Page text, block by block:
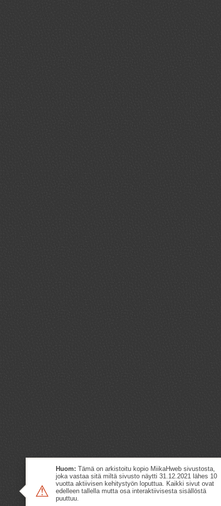
⚠
Huom: Tämä on arkistoitu kopio MiikaHweb sivustosta,
joka vastaa sitä miltä sivusto näytti 31.12.2021 lähes 10
vuotta aktiivisen kehitystyön loputtua. Kaikki sivut ovat
edelleen tallella mutta osa interaktiivisesta sisällöstä
puuttuu.